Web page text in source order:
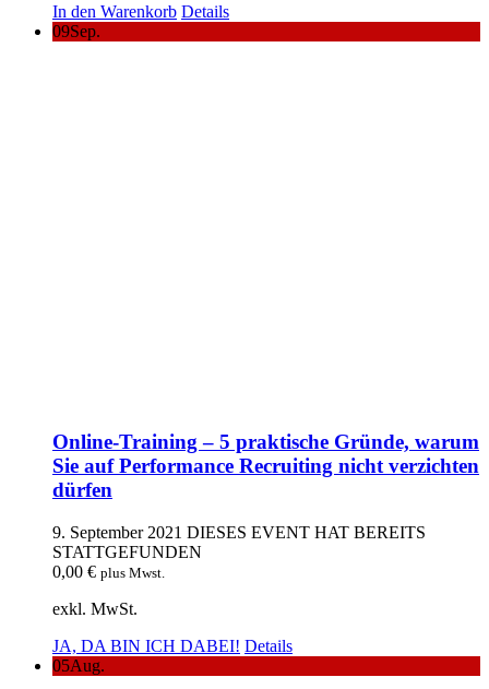
In den Warenkorb Details
09Sep.
Online-Training – 5 praktische Gründe, warum
Sie auf Performance Recruiting nicht verzichten
dürfen
9. September 2021 DIESES EVENT HAT BEREITS
STATTGEFUNDEN
0,00 € plus Mwst.
exkl. MwSt.
JA, DA BIN ICH DABEI! Details
05Aug.